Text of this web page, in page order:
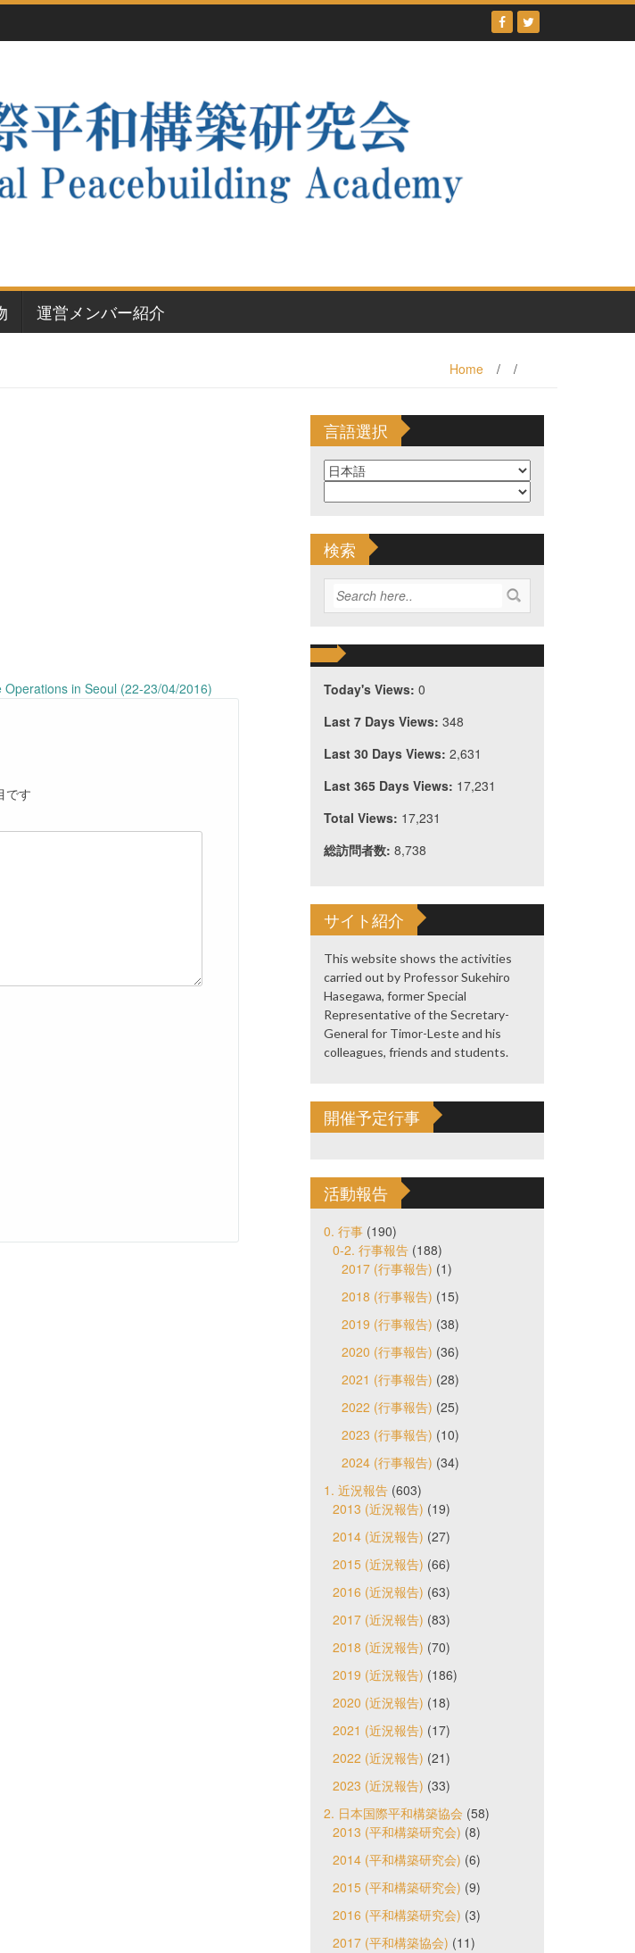
運営メンバー紹介
Home / /
in Seoul (22-23/04/2016)
です
言語選択
検索
Today's Views: 0
Last 7 Days Views: 348
Last 30 Days Views: 2,631
Last 365 Days Views: 17,231
Total Views: 17,231
総訪問者数: 8,738
サイト紹介
This website shows the activities
carried out by Professor Sukehiro
Hasegawa, former Special
Representative of the Secretary-
General for Timor-Leste and his
colleagues, friends and students.
開催予定行事
活動報告
0. 行事(190)
0-2. 行事報告(188)
2017 (行事報告) (1)
2018 (行事報告) (15)
2019 (行事報告) (38)
2020 (行事報告) (36)
2021 (行事報告) (28)
2022 (行事報告) (25)
2023 (行事報告) (10)
2024 (行事報告) (34)
1. 近況報告(603)
2013 (近況報告) (19)
2014 (近況報告) (27)
2015 (近況報告) (66)
2016 (近況報告) (63)
2017 (近況報告) (83)
2018 (近況報告) (70)
2019 (近況報告) (186)
2020 (近況報告) (18)
2021 (近況報告) (17)
2022 (近況報告) (21)
2023 (近況報告) (33)
2. 日本国際平和構築協会 (58)
2013 (平和構築研究会) (8)
2014 (平和構築研究会) (6)
2015 (平和構築研究会) (9)
2016 (平和構築研究会) (3)
2017 (平和構築協会) (11)